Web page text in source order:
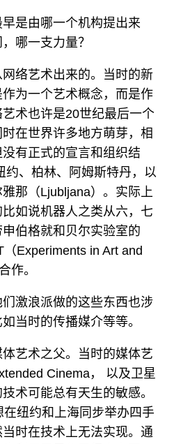
是由哪一个机构提出来
哪一支力量？
络艺术出来的。当时的新
为一个艺术概念，而是作
术也许是20世纪最后一个
在世界许多地方萌芽，相
有正式的宣言和组织结
约、柏林、阿姆斯特丹，以
那（Ljubljana）。实际上
如说机器人之类从六，七
伯格就和贝尔实验室的
Experiments in Art and
作。
们激浪派做的这些东西也涉
当时的传播媒介等等。
艺术之父。当时的媒体艺
Cinema， 以及卫星
术可能总有天生的敏感。
纽约和上海同步举办四手
时在技术上无法实现。通